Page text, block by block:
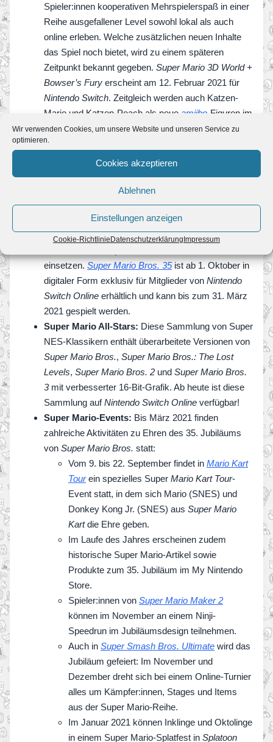
Wir verwenden Cookies, um unsere Website und unseren Service zu
optimieren.
Cookies akzeptieren
Ablehnen
Einstellungen anzeigen
Cookie-RichtlinieDatenschutzerklärungImpressum
Spieler:innen kooperativen Mehrspielerspaß in einer
Reihe ausgefallener Level sowohl lokal als auch
online erleben. Welche zusätzlichen neuen Inhalte
das Spiel noch bietet, wird zu einem späteren
Zeitpunkt bekannt gegeben. Super Mario 3D World +
Bowser’s Fury erscheint am 12. Februar 2021 für
Nintendo Switch. Zeitgleich werden auch Katzen-
Mario und Katzen-Peach als neue amiibo -Figuren im
Doppelpack erhältlich sein.
Super Mario Bros. 35:
Mario Bros. … mit 35 Spieler:innen! In diesem
gegeneinander an, um als letzter Mario das Rennen
zu machen. Besiegte Gegner werden in die Level
anderer Spieler:innen geschickt – doch das
funktioniert auch umgekehrt. Um im Rennen zu
einsetzen. Super Mario Bros. 35ist ab 1. Oktober in
digitaler Form exklusiv für Mitglieder von Nintendo
Switch Online erhältlich und kann bis zum 31. März
2021 gespielt werden.
Super Mario All-Stars: Diese Sammlung von Super
NES-Klassikern enthält überarbeitete Versionen von
Super Mario Bros., Super Mario Bros.: The Lost
Levels, Super Mario Bros. 2 und Super Mario Bros.
3mit verbesserter 16-Bit-Grafik. Ab heute ist diese
Sammlung aufNintendo Switch Online verfügbar!
Super Mario-Events: Bis März 2021 finden
zahlreiche Aktivitäten zu Ehren des 35. Jubiläums
von Super Mario Bros. statt:
Vom 9. bis 22. September findet in Mario Kart
Tourein spezielles Super Mario Kart Tour-
Event statt, in dem sich Mario (SNES) und
Donkey Kong Jr. (SNES) aus Super Mario
Kartdie Ehre geben.
Im Laufe des Jahres erscheinen zudem
historische Super Mario-Artikel sowie
Produkte zum 35. Jubiläum im My Nintendo
Store.
Spieler:innen von Super Mario Maker 2
können im November an einem Ninji-
Speedrun im Jubiläumsdesign teilnehmen.
Auch in Super Smash Bros. Ultimate wird das
Jubiläum gefeiert: Im November und
Dezember dreht sich bei einem Online-Turnier
alles um Kämpfer:innen, Stages und Items
aus der Super Mario-Reihe.
Im Januar 2021 können Inklinge und Oktolinge
in einem Super Mario-Splatfest in Splatoon